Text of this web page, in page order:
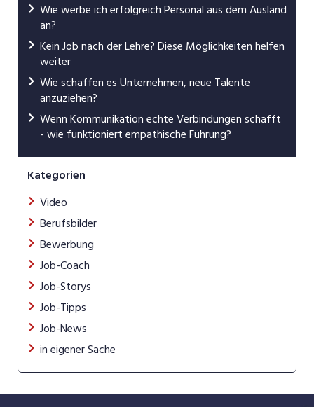
Wie werbe ich erfolgreich Personal aus dem Ausland
an?
Kein Job nach der Lehre? Diese Möglichkeiten helfen
weiter
Wie schaffen es Unternehmen, neue Talente
anzuziehen?
Wenn Kommunikation echte Verbindungen schafft
- wie funktioniert empathische Führung?
Kategorien
Video
Berufsbilder
Bewerbung
Job-Coach
Job-Storys
Job-Tipps
Job-News
in eigener Sache